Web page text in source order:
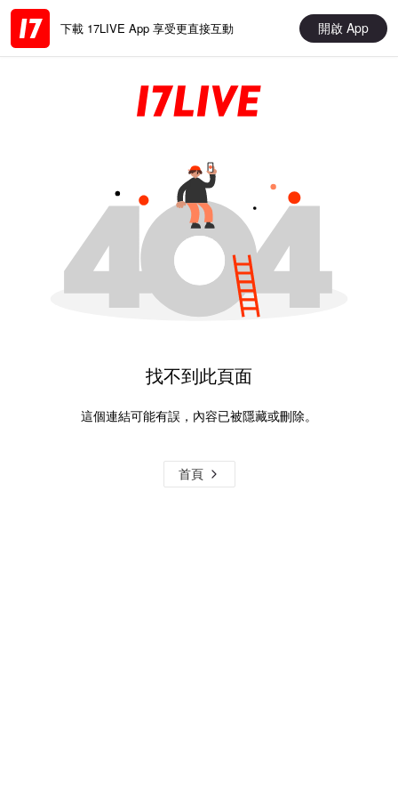
下載 17LIVE App 享受更直接互動 開啟 App
找不到此頁面
這個連結可能有誤，內容已被隱藏或刪除。
首頁